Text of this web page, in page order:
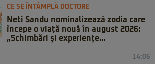
CE SE ÎNTÂMPLĂ DOCTORE
Neti Sandu nominalizează zodia care
începe o viață nouă în august 2026:
„Schimbări și experiențe...
14:06